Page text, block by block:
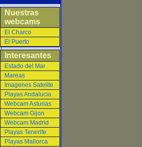
Nuestras
webcams
El Charco
El Puerto
Interesantes
Estado del Mar
Mareas
Imagenes Satelite
Playas Andalucia
Webcam Asturias
Webcam Gijon
Webcam Madrid
Playas Tenerife
Playas Mallorca